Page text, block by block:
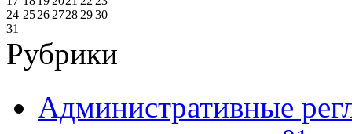
24 2526 2728 2930
31
Рубрики
Административные